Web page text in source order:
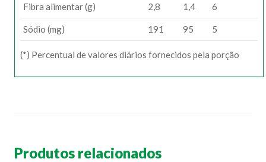
Fibra alimentar (g) 2,8 1,4 6
Sódio (mg) 191 95 5
(*) Percentual de valores diários fornecidos pela porção
Produtos relacionados